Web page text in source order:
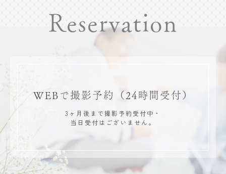
Reservation
WEBで撮影予約 （24時間受付）
3ヶ月後まで撮影予約受付中・
当日受付はございません。